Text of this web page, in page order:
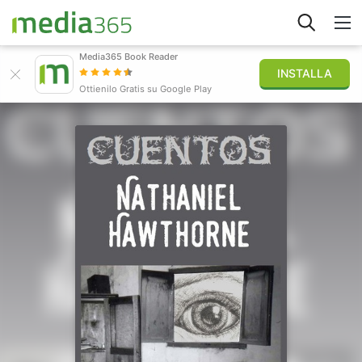
Accedi
Pubblica
Media365 Book Reader
Ottienilo Gratis su Google Play
INSTALLA